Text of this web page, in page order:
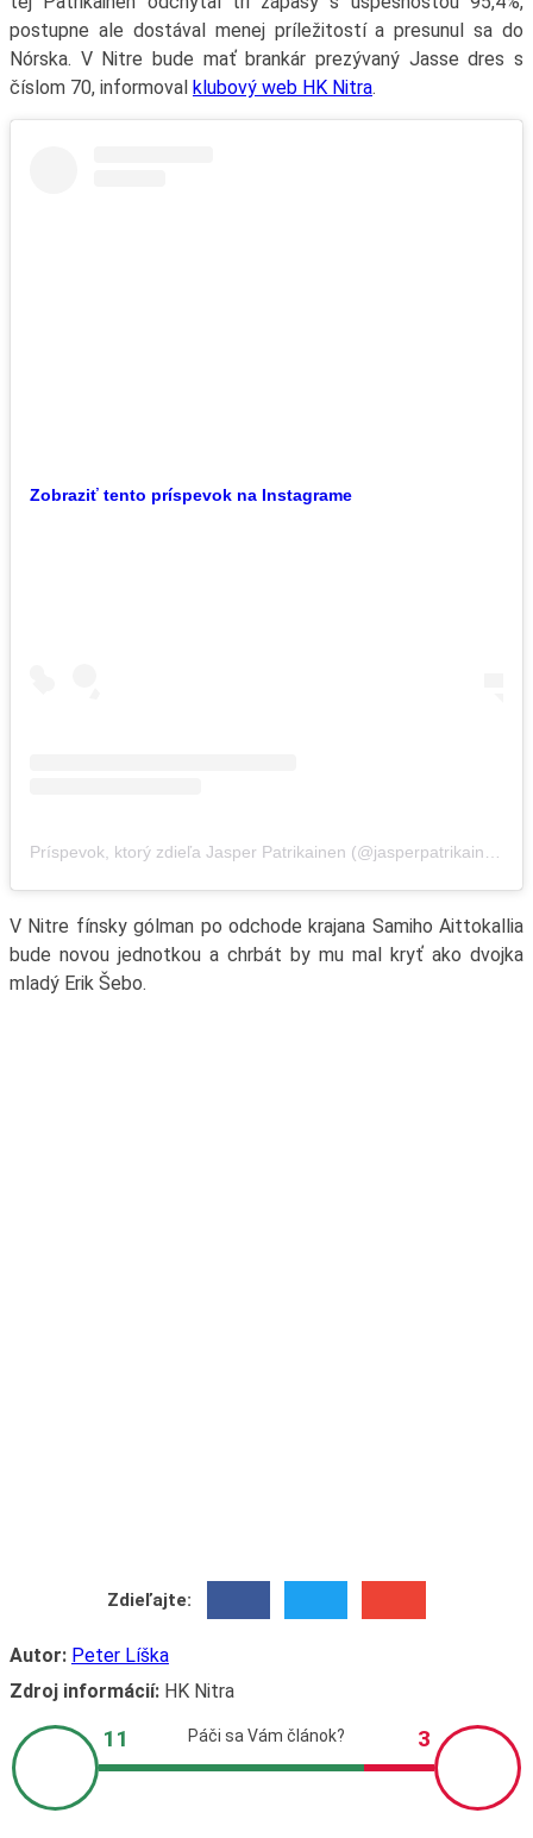
postupne ale dostával menej príležitostí a presunul sa do
Nórska. V Nitre bude mať brankár prezývaný Jasse dres s
číslom 70, informoval klubový web HK Nitra.
Zobraziť tento príspevok na Instagrame
V Nitre fínsky gólman po odchode krajana Samiho Aittokallia
bude novou jednotkou a chrbát by mu mal kryť ako dvojka
mladý Erik Šebo.
Zdieľajte:
Autor: Peter Líška
Zdroj informácií:HK Nitra